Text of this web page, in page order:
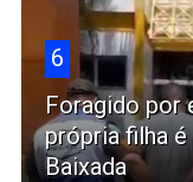
6
Foragido por
própria filha é
Baixada